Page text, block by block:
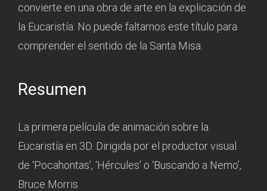
convierte en una obra de arte en la explicación de
la Eucaristía. No puede faltarnos este título para
comprender el sentido de la Santa Misa.
Resumen
La primera película de animación sobre la
Eucaristía en 3D. Dirigida por el productor visual
de ‘Pocahontas’, ‘Hércules’ o ‘Buscando a Nemo’,
Bruce Morris